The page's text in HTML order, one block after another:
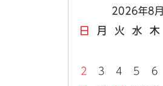
2026年8月
日 月 火 水 木
2 3 4 5 6